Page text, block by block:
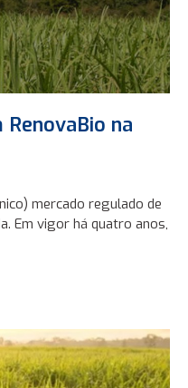
na
mercado regulado de
Em vigor há quatro anos,